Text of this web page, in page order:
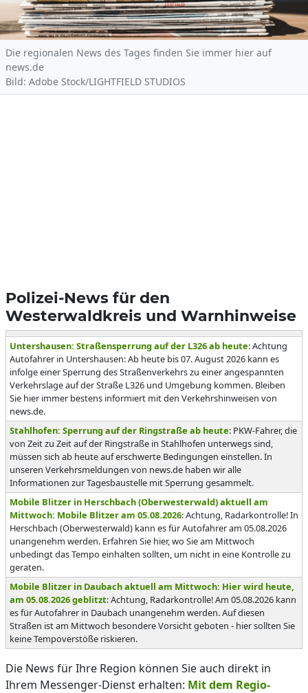
Die regionalen News des Tages finden Sie immer hier auf
news.de
Bild: Adobe Stock/LIGHTFIELD STUDIOS
Polizei-News für den
Westerwaldkreis und Warnhinweise
Untershausen: Straßensperrung auf der L326 ab heute: Achtung
Autofahrer in Untershausen: Ab heute bis 07. August 2026 kann es
infolge einer Sperrung des Straßenverkehrs zu einer angespannten
Verkehrslage auf der Straße L326 und Umgebung kommen. Bleiben
Sie hier immer bestens informiert mit den Verkehrshinweisen von
news.de.
Stahlhofen: Sperrung auf der Ringstraße ab heute: PKW-Fahrer, die
von Zeit zu Zeit auf der Ringstraße in Stahlhofen unterwegs sind,
müssen sich ab heute auf erschwerte Bedingungen einstellen. In
unseren Verkehrsmeldungen von news.de haben wir alle
Informationen zur Tagesbaustelle mit Sperrung gesammelt.
Mobile Blitzer in Herschbach (Oberwesterwald) aktuell am
Mittwoch: Mobile Blitzer am 05.08.2026: Achtung, Radarkontrolle! In
Herschbach (Oberwesterwald) kann es für Autofahrer am 05.08.2026
unangenehm werden. Erfahren Sie hier, wo Sie am Mittwoch
unbedingt das Tempo einhalten sollten, um nicht in eine Kontrolle zu
geraten.
Mobile Blitzer in Daubach aktuell am Mittwoch: Hier wird heute,
am 05.08.2026 geblitzt: Achtung, Radarkontrolle! Am 05.08.2026 kann
es für Autofahrer in Daubach unangenehm werden. Auf diesen
Straßen ist am Mittwoch besondere Vorsicht geboten - hier sollten Sie
keine Tempoverstöße riskieren.
Die News für Ihre Region können Sie auch direkt in
Ihrem Messenger-Dienst erhalten: Mit dem Regio-